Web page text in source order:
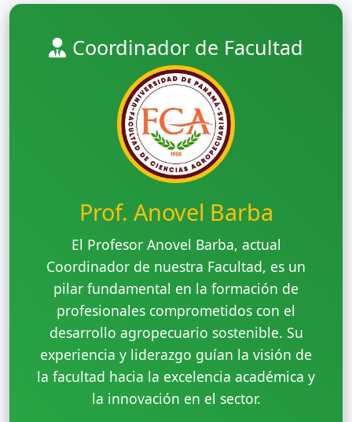
Coordinador de Facultad
Prof. Anovel Barba
El Profesor Anovel Barba, actual
Coordinador de nuestra Facultad, es un
pilar fundamental en la formación de
profesionales comprometidos con el
desarrollo agropecuario sostenible. Su
experiencia y liderazgo guían la visión de
la facultad hacia la excelencia académica y
la innovación en el sector.